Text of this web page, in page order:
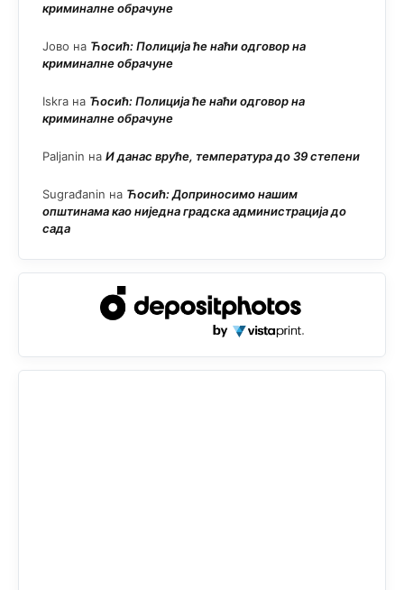
криминалне обрачуне
Јово на Ћосић: Полиција ће наћи одговор на
криминалне обрачуне
Iskra на Ћосић: Полиција ће наћи одговор на
криминалне обрачуне
Paljanin на И данас вруће, температура до 39 степени
Sugrađanin на Ћосић: Доприносимо нашим
општинама као ниједна градска администрација до
сада